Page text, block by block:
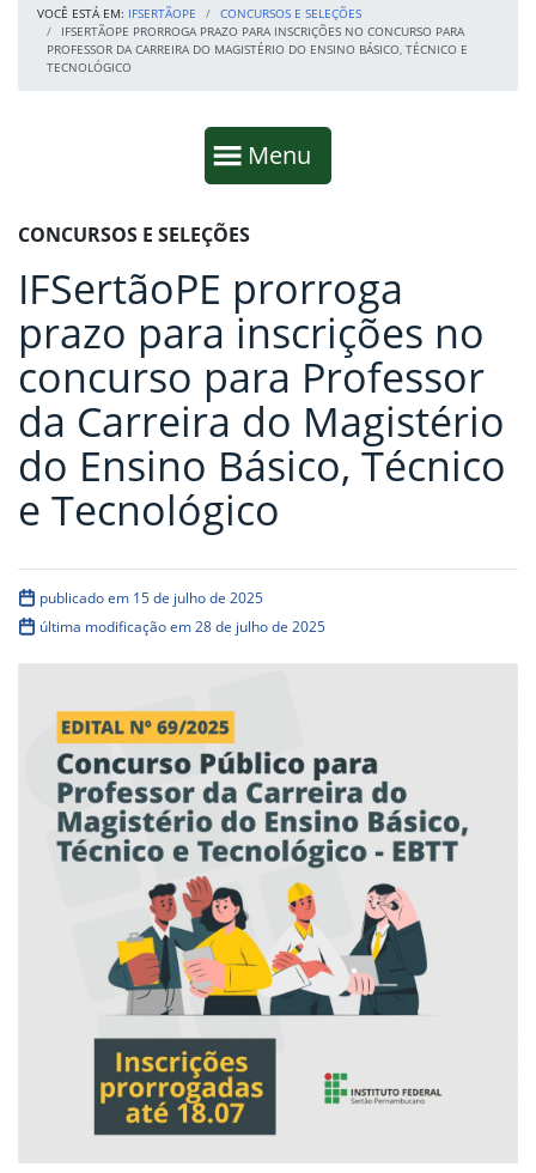
VOCÊ ESTÁ EM: IFSERTÃOPE
CONCURSOS E SELEÇÕES
IFSERTÃOPE PRORROGA PRAZO PARA INSCRIÇÕES NO CONCURSO PARA
PROFESSOR DA CARREIRA DO MAGISTÉRIO DO ENSINO BÁSICO, TÉCNICO E
TECNOLÓGICO
Mostrar
Menu
Fim da navegação
Início do conteúdo
CONCURSOS E SELEÇÕES
IFSertãoPE prorroga
prazo para inscrições no
concurso para Professor
da Carreira do Magistério
do Ensino Básico, Técnico
e Tecnológico
publicado em 15 de julho de 2025
última modificação em 28 de julho de 2025